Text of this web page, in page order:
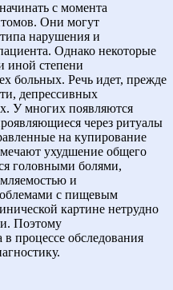
с момента
Они могут
нарушения и
Однако некоторые
иной степени
больных. Речь идет, прежде
депрессивных
У многих появляются
через ритуалы
на купирование
ухудшение общего
головными болями,
и
с пищевым
картине нетрудно
Поэтому
процессе обследования